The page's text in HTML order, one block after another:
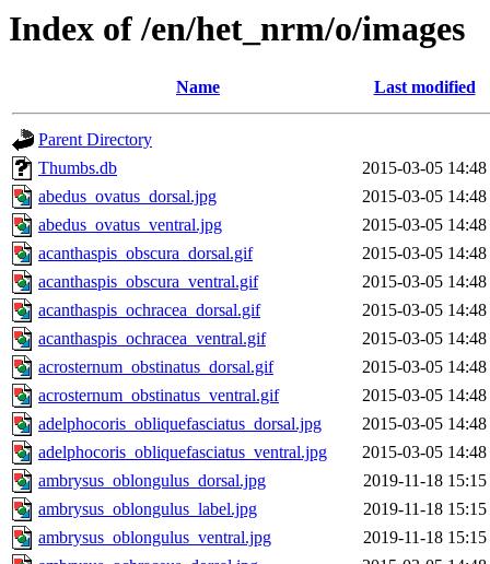
Index of /en/het_nrm/o/images
Name Last modified
Parent Directory
Thumbs.db
2015-03-05 14:48
abedus_ovatus_dorsal.jpg
2015-03-05 14:48
abedus_ovatus_ventral.jpg
2015-03-05 14:48
acanthaspis_obscura_dorsal.gif
2015-03-05 14:48
acanthaspis_obscura_ventral.gif
2015-03-05 14:48
acanthaspis_ochracea_dorsal.gif
2015-03-05 14:48
acanthaspis_ochracea_ventral.gif
2015-03-05 14:48
acrosternum_obstinatus_dorsal.gif
2015-03-05 14:48
acrosternum_obstinatus_ventral.gif
2015-03-05 14:48
adelphocoris_obliquefasciatus_dorsal.jpg
2015-03-05 14:48
adelphocoris_obliquefasciatus_ventral.jpg
2015-03-05 14:48
ambrysus_oblongulus_dorsal.jpg
2019-11-18 15:15
ambrysus_oblongulus_label.jpg
2019-11-18 15:15
ambrysus_oblongulus_ventral.jpg
2019-11-18 15:15